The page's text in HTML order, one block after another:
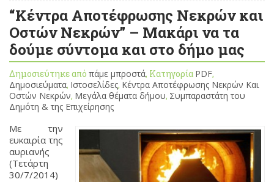
“Κέντρα Αποτέφρωσης Νεκρών και
Οστών Νεκρών” – Mακάρι να τα
δούμε σύντομα και στο δήμο μας
Δημοσιεύτηκε από πάμε μπροστά, Κατηγορία PDF,
Δημοσιεύματα, Ιστοσελίδες, Κέντρα Αποτέφρωσης Νεκρών Και
Οστών Νεκρών, Μεγάλα θέματα δήμου, Συμπαραστάτη του
Δημότη & της Επιχείρησης
Με την
ευκαιρία της
αυριανής
(Τετάρτη
30/7/2014)